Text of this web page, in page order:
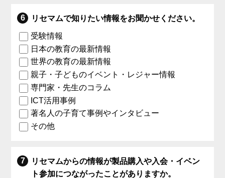
リセマムで知りたい情報をお聞かせください。
受験情報
日本の教育の最新情報
世界の教育の最新情報
親子・子どものイベント・レジャー情報
専門家・先生のコラム
ICT活用事例
著名人の子育て事例やインタビュー
その他
リセマムからの情報が製品購入や入会・イベン
ト参加につながったことがありますか。